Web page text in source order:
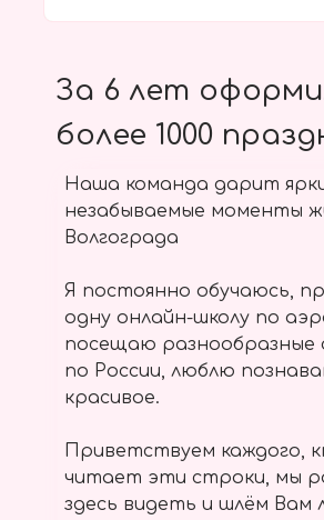
За 6 лет
более 1000
Наша команда дарит
незабываемые моменты
Волгограда
Я постоянно обучаюсь,
одну онлайн-школу по
посещаю разнообразные
по России, люблю
красивое.
Приветствуем каждого,
читает эти строки, мы
здесь видеть и шлём Вам